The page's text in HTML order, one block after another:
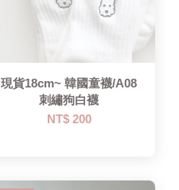
現貨18cm~ 韓國童襪/A08
刺繡狗白襪
NT$ 200